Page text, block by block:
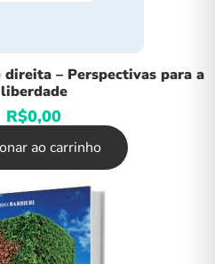
direita – Perspectivas para a
liberdade
R$0,00
ao carrinho